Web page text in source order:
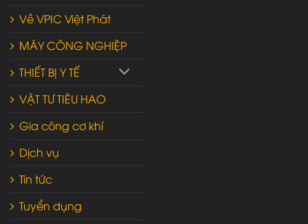
Về VPIC Việt Phát
MÁY CÔNG NGHIỆP
THIẾT BỊ Y TẾ
VẬT TƯ TIÊU HAO
Gia công cơ khí
Dịch vụ
Tin tức
Tuyển dụng